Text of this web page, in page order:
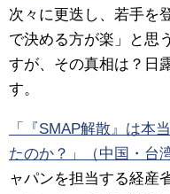
次々に更迭し、若手を
で決める方が楽」と思
すが、その真相は？日
す。
「『SMAP解散』は本
たのか？」（中国・台
ャパンを担当する経産